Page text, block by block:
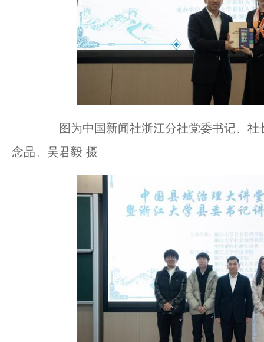
图为中国新闻社浙江分社党委书记、社
念品。吴君毅 摄